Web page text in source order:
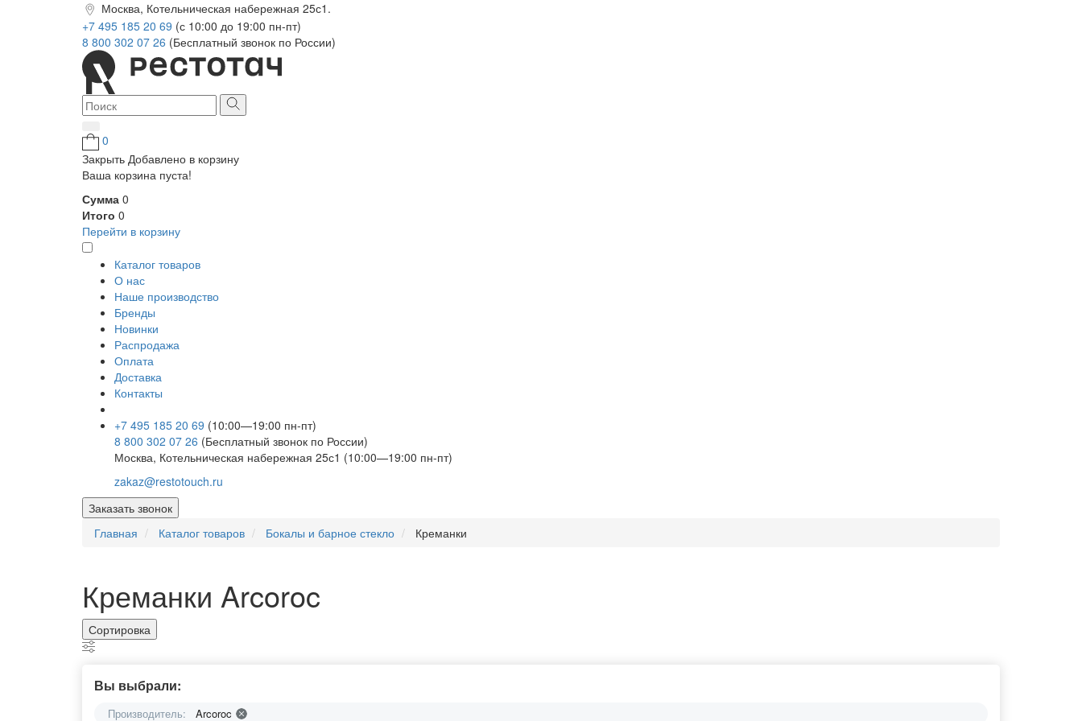
Москва, Котельническая набережная 25с1.
+7 495 185 20 69 (с 10:00 до 19:00 пн-пт)
8 800 302 07 26 (Бесплатный звонок по России)
0
Закрыть Добавлено в корзину
Ваша корзина пуста!
Сумма 0
Итого 0
Перейти в корзину
Каталог товаров
О нас
Наше производство
Бренды
Новинки
Распродажа
Оплата
Доставка
Контакты
+7 495 185 20 69 (10:00—19:00 пн-пт)
8 800 302 07 26 (Бесплатный звонок по России)
Москва, Котельническая набережная 25с1 (10:00—19:00 пн-пт)
zakaz@restotouch.ru
Заказать звонок
Главная
Каталог товаров Бокалы и барное стекло Креманки
Креманки Arcoroc
Сортировка
Вы выбрали:
Производитель: Arcoroc